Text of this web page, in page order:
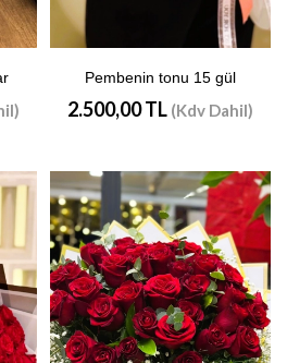
Pembenin tonu 15 gül
2.500,00 TL (Kdv Dahil)